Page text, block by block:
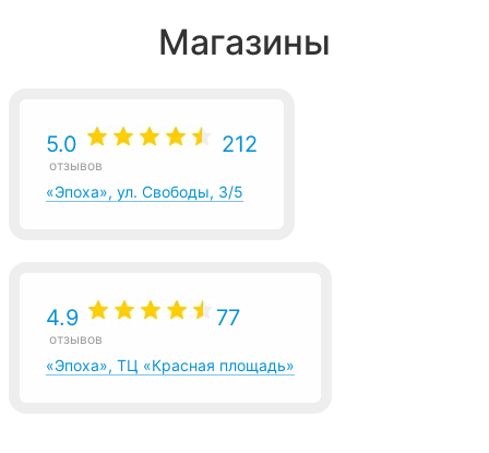
Магазины
5.0 212
отзывов
«Эпоха», ул. Свободы, 3/5
4.9 77
отзывов
«Эпоха», ТЦ «Красная площадь»